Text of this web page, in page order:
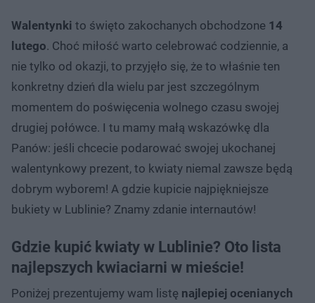
Walentynki to święto zakochanych obchodzone 14
lutego. Choć miłość warto celebrować codziennie, a
nie tylko od okazji, to przyjęło się, że to właśnie ten
konkretny dzień dla wielu par jest szczególnym
momentem do poświęcenia wolnego czasu swojej
drugiej połówce. I tu mamy małą wskazówkę dla
Panów: jeśli chcecie podarować swojej ukochanej
walentynkowy prezent, to kwiaty niemal zawsze będą
dobrym wyborem! A gdzie kupicie najpiękniejsze
bukiety w Lublinie? Znamy zdanie internautów!
Gdzie kupić kwiaty w Lublinie? Oto lista
najlepszych kwiaciarni w mieście!
Poniżej prezentujemy wam listę najlepiej ocenianych